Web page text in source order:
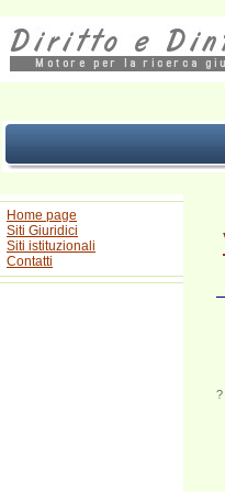
Home page
Siti Giuridici
Siti istituzionali
Contatti
?